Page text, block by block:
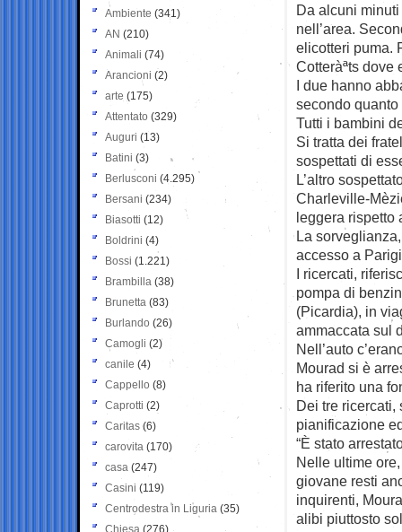
Da alcuni
nell’area.
elicotteri puma.
Cotteràªts dove
I due hanno
secondo
Tutti i bambini
Si tratta dei
sospettati di
L’altro
Charleville-
leggera rispetto
La
accesso a
I ricercati,
pompa di
(Picardia), in
ammaccata sul
Nell’auto
Mourad si è
ha riferito una
Dei tre ricercati,
pianificazione
“È stato
Nelle ultime
giovane resti
inquirenti,
alibi piuttosto
Ambiente (341)
AN (210)
Animali (74)
Arancioni (2)
arte (175)
Attentato (329)
Auguri (13)
Batini (3)
Berlusconi (4.295)
Bersani (234)
Biasotti (12)
Boldrini (4)
Bossi (1.221)
Brambilla (38)
Brunetta (83)
Burlando (26)
Camogli (2)
canile (4)
Cappello (8)
Caprotti (2)
Caritas (6)
carovita (170)
casa (247)
Casini (119)
Centrodestra in Liguria (35)
Chiesa (276)